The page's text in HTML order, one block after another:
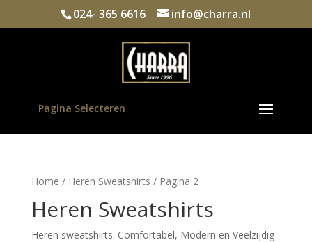
024- 365 6616 info@charra.nl
Pagina Selecteren
Home / Heren Sweatshirts / Pagina 2
Heren Sweatshirts
Heren sweatshirts: Comfortabel, Modern en Veelzijdig